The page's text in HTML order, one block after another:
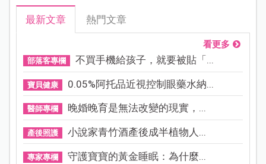
最新文章 熱門文章
看更多
部落客專欄 不買手機給孩子，就要被貼「...
寶貝健康 0.05%阿托品近視控制眼藥水納...
醫師專欄 晚婚晚育是無法改變的現實，...
產後照護 小說家青竹酒產後成半植物人...
專家專欄 守護寶寶的黃金睡眠：為什麼...